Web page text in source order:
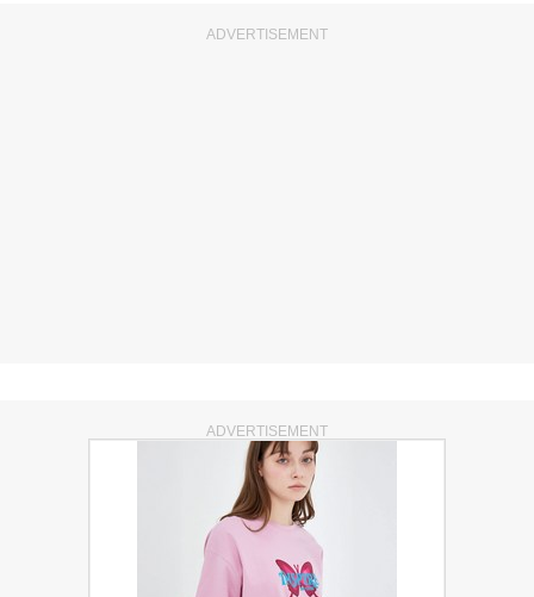
ADVERTISEMENT
ADVERTISEMENT